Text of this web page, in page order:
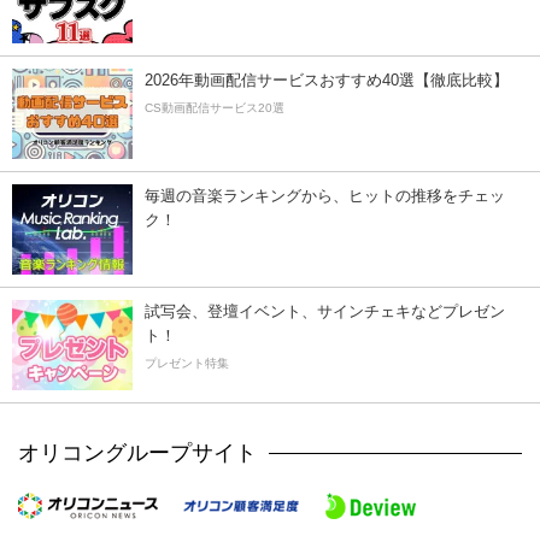
2026年動画配信サービスおすすめ40選【徹底比較】
CS動画配信サービス20選
毎週の音楽ランキングから、ヒットの推移をチェッ
ク！
試写会、登壇イベント、サインチェキなどプレゼン
ト！
プレゼント特集
オリコングループサイト